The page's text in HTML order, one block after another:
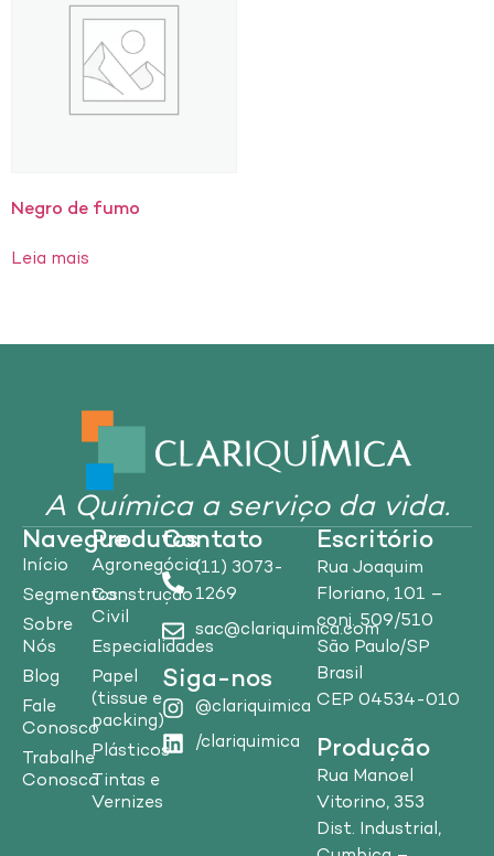
Negro de fumo
Leia mais
A Química a serviço da vida.
Navegue
Início
Segmentos
Sobre
Nós
Blog
Fale
Conosco
Trabalhe
Conosco
Produtos
Agronegócio
Construção
Civil
Especialidades
Papel
(tissue e
packing)
Plásticos
Tintas e
Vernizes
Contato
(11) 3073-
1269
sac@clariquimica.com
Siga-nos
@clariquimica
/clariquimica
Escritório
Rua Joaquim
Floriano, 101 –
conj. 509/510
São Paulo/SP
Brasil
CEP 04534-010
Produção
Rua Manoel
Vitorino, 353
Dist. Industrial,